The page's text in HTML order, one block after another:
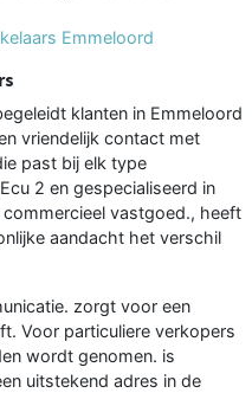
Emmeloord
klanten in Emmeloord
vriendelijk contact met
past bij elk type
2 en gespecialiseerd in
vastgoed., heeft
aandacht het verschil
zorgt voor een
Voor particuliere verkopers
wordt genomen. is
uitstekend adres in de